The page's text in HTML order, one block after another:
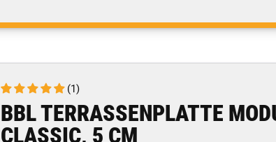
(1)
BBL TERRASSENPLATTE
CLASSIC, 5 CM